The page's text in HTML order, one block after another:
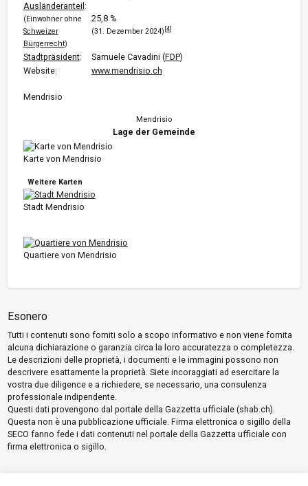
Ausländeranteil :
(Einwohner ohne
Schweizer
Bürgerrecht)
25,8 %
(31. Dezember 2024)[4]
Stadtpräsident: Samuele Cavadini (FDP)
Website:
www.mendrisio.ch
Mendrisio
Mendrisio
Lage der Gemeinde
Karte von Mendrisio
Weitere Karten
Stadt Mendrisio
Quartiere von Mendrisio
Esonero
Tutti i contenuti sono forniti solo a scopo informativo e non viene fornita
alcuna dichiarazione o garanzia circa la loro accuratezza o completezza.
Le descrizioni delle proprietà, i documenti e le immagini possono non
descrivere esattamente la proprietà. Siete incoraggiati ad esercitare la
vostra due diligence e a richiedere, se necessario, una consulenza
professionale indipendente.
Questi dati provengono dal portale della Gazzetta ufficiale (shab.ch).
Questa non è una pubblicazione ufficiale. Firma elettronica o sigillo della
SECO fanno fede i dati contenuti nel portale della Gazzetta ufficiale con
firma elettronica o sigillo.